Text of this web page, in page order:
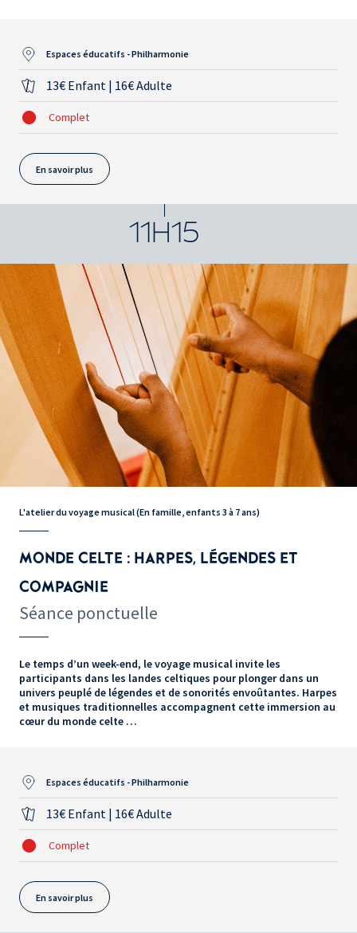
Espaces éducatifs - Philharmonie
13€ Enfant | 16€ Adulte
Complet
En savoir plus
11H15
L'atelier du voyage musical (En famille, enfants 3 à 7 ans)
MONDE CELTE : HARPES, LÉGENDES ET
COMPAGNIE
Séance ponctuelle
Le temps d’un week-end, le voyage musical invite les
participants dans les landes celtiques pour plonger dans un
univers peuplé de légendes et de sonorités envoûtantes. Harpes
et musiques traditionnelles accompagnent cette immersion au
cœur du monde celte …
Espaces éducatifs - Philharmonie
13€ Enfant | 16€ Adulte
Complet
En savoir plus